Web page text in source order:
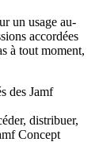
un usage au-
accordées
à tout moment,
des Jamf
distribuer,
Concept